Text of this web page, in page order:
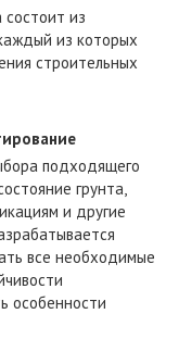
из
из которых
строительных
подходящего
грунта,
и другие
все необходимые
особенности